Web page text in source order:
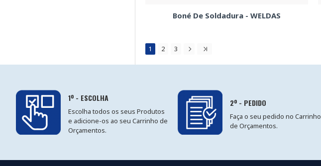
Boné De Soldadura - WELDAS
1 2 3
1º - ESCOLHA
Escolha todos os seus Produtos
e adicione-os ao seu Carrinho de
Orçamentos.
2º - PEDIDO
Faça o seu pedido no Carrinho
de Orçamentos.